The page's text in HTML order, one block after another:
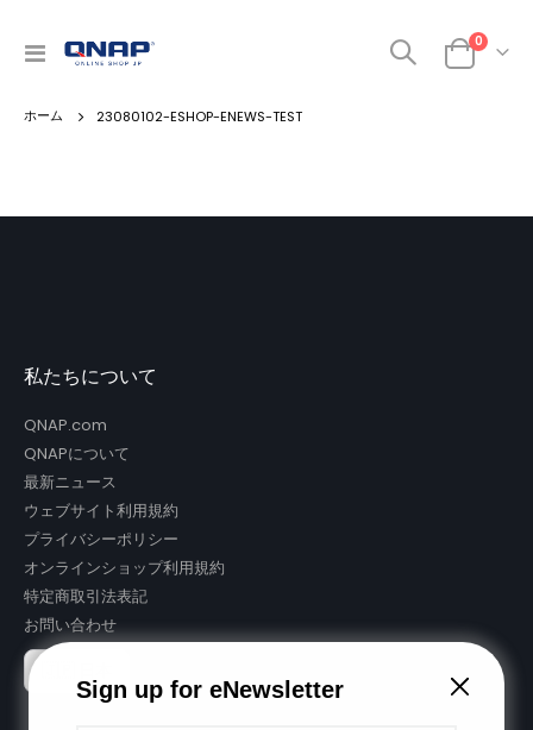
ナ
呼
カート
0商品
23080102-ESHOP-ENEWS-TEST
Sign up for eNewsletter
私たちについて
QNAP.com
QNAPについて
最新ニュース
ウェブサイト利用規約
プライバシーポリシー
オンラインショップ利用規約
特定商取引法表記
お問い合わせ